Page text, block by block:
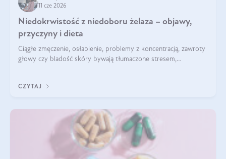
11 cze 2026
Niedokrwistość z niedoboru żelaza – objawy,
przyczyny i dieta
Ciągłe zmęczenie, osłabienie, problemy z koncentracją, zawroty
głowy czy bladość skóry bywają tłumaczone stresem,
CZYTAJ